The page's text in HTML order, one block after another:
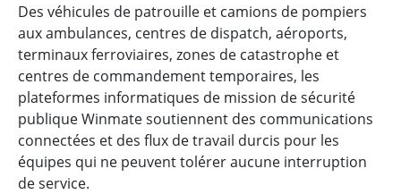
Des véhicules de patrouille et camions de pompiers
aux ambulances, centres de dispatch, aéroports,
terminaux ferroviaires, zones de catastrophe et
centres de commandement temporaires, les
plateformes informatiques de mission de sécurité
publique Winmate soutiennent des communications
connectées et des flux de travail durcis pour les
équipes qui ne peuvent tolérer aucune interruption
de service.